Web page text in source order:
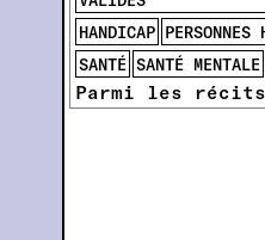
HANDICAP
SANTÉ SANTÉ MENTALE
Parmi les récits